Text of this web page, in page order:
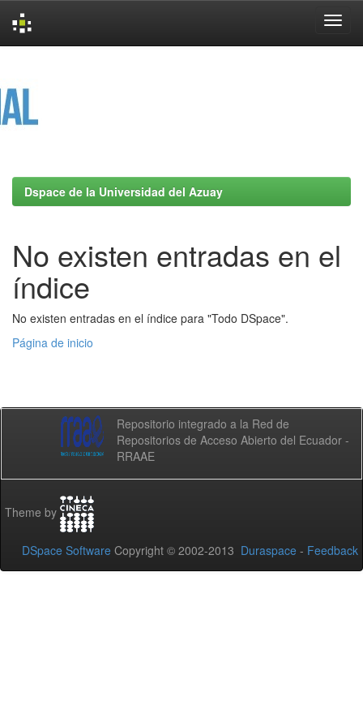
Dspace de la Universidad del Azuay
No existen entradas en el
índice
No existen entradas en el índice para "Todo DSpace".
Página de inicio
Repositorio integrado a la Red de
Repositorios de Acceso Abierto del Ecuador -
RRAAE
Theme by
DSpace Software Copyright © 2002-2013 Duraspace - Feedback